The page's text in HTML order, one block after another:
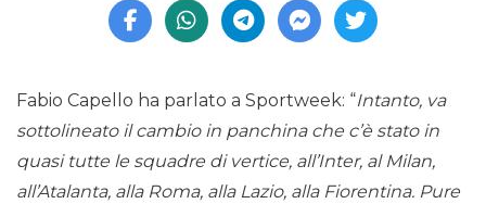
Fabio Capello ha parlato a Sportweek: “Intanto, va
sottolineato il cambio in panchina che c’è stato in
quasi tutte le squadre di vertice, all’Inter, al Milan,
all’Atalanta, alla Roma, alla Lazio, alla Fiorentina. Pure